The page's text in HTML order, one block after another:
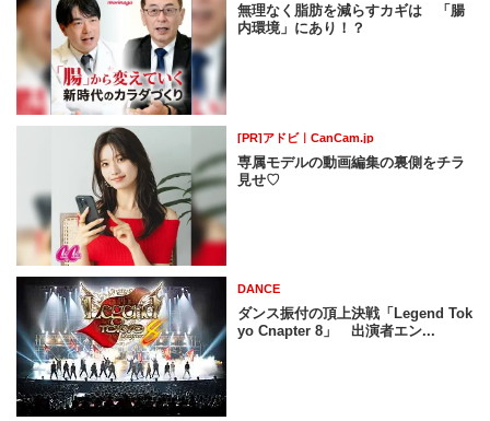
無理なく脂肪を減らすカギは 「腸
内環境」にあり！？
[PR]アドビ｜CanCam.jp
専属モデルの動画編集の裏側をチラ
見せ♡
DANCE
ダンス振付の頂上決戦「Legend Tok
yo Cnapter 8」 出演者エン...